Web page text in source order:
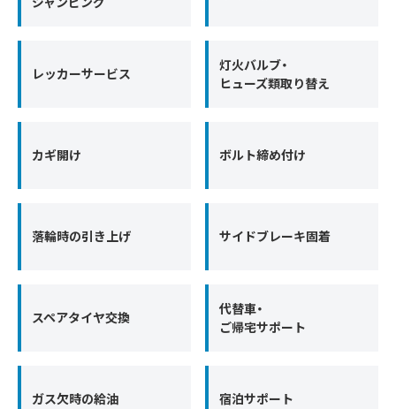
レッカーサービス
灯火バルブ・
ヒューズ類取り替え
カギ開け ボルト締め付け
落輪時の引き上げ サイドブレーキ固着
スペアタイヤ交換
代替車・
ご帰宅サポート
ガス欠時の給油 宿泊サポート